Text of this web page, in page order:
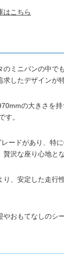
はこちら
ミニバンの中で
求したデザインが
の大きさを
す。
ードがあり、特
沢な座り心地と
り、安定した走行
やおもてなしのシ